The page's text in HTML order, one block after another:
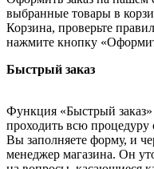
выбранные товары в
Корзина, проверьте
нажмите кнопку
Быстрый заказ
Функция «Быстрый
проходить всю процедуру
Вы заполняете форму, и
менеджер магазина. Он